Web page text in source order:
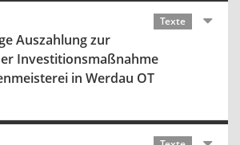
Texte
Auszahlung zur
Investitionsmaßnahme
in Werdau OT